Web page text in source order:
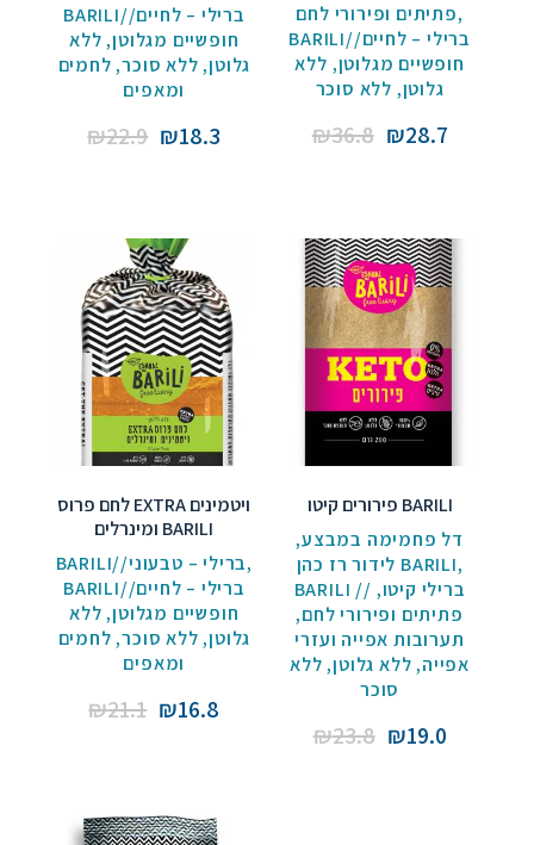
BARILI//ברילי – לחיים
חופשיים מגלוטן,ללא
גלוטן,ללא סוכר,לחמים
ומאפים
₪22.9 Original
₪18.3
פתיתים ופירורי לחם,
BARILI//ברילי – לחיים
חופשיים מגלוטן, ללא
גלוטן, ללא סוכר
₪36.8 Original
₪28.7Current
לחם פרוס EXTRA ויטמינים
ומינרלים BARILI
BARILI//ברילי – טבעוני,
BARILI//ברילי – לחיים
חופשיים מגלוטן,ללא
גלוטן,ללא סוכר,לחמים
ומאפים
₪21.1 Original
₪16.8
פירורים קיטו BARILI
דל פחמימה במבצע,
לידור רז כהן BARILI,
BARILI // ברילי קיטו,
פתיתים ופירורי לחם,
תערובות אפייה ועזרי
אפייה,ללא גלוטן,ללא
סוכר
₪23.8 Original
₪19.0Current